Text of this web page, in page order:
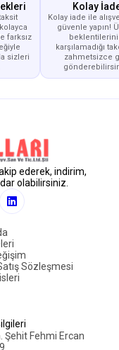
farksız
sizleri
Kolay
Kolay iade ile
güvenle yapın!
karşılamadığı
zahmetsizce
ederek, indirim,
olabilirsiniz.
Sözleşmesi
Şehit Fehmi Ercan